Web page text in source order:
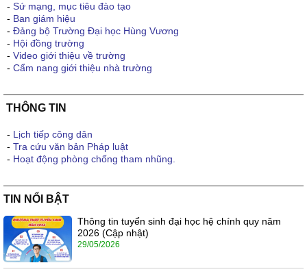
- Sứ mạng, mục tiêu đào tạo
- Ban giám hiệu
- Đảng bộ Trường Đại học Hùng Vương
- Hội đồng trường
- Video giới thiệu về trường
- Cẩm nang giới thiệu nhà trường
THÔNG TIN
- Lịch tiếp công dân
- Tra cứu văn bản Pháp luật
- Hoạt động phòng chống tham nhũng.
TIN NỔI BẬT
Thông tin tuyển sinh đại học hệ chính quy năm
2026 (Cập nhật)
29/05/2026